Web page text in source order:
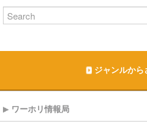
ジャンルから
ワーホリ情報局